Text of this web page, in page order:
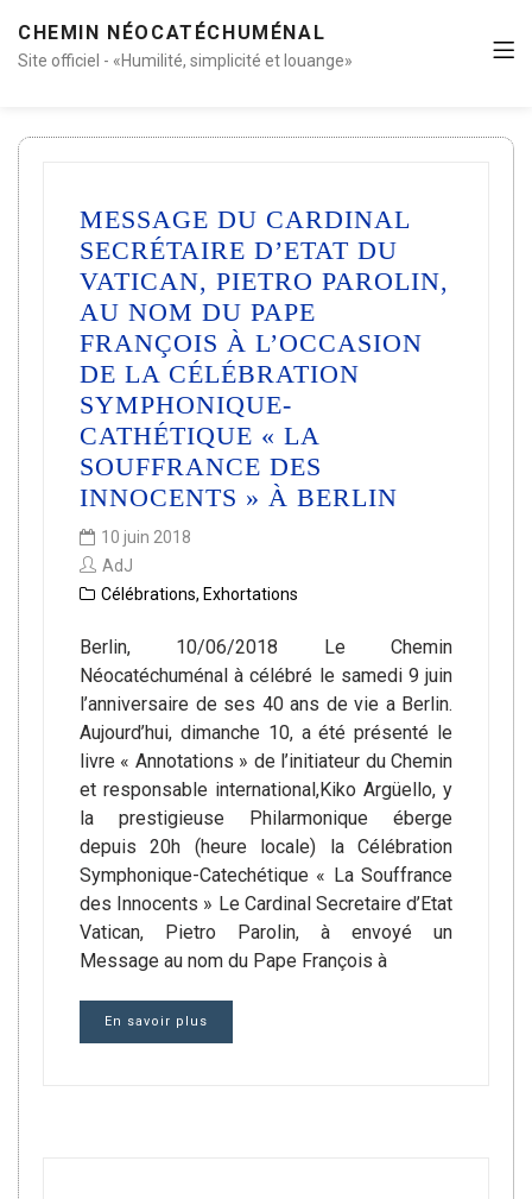
CHEMIN NÉOCATÉCHUMÉNAL
Site officiel - «Humilité, simplicité et louange»
MESSAGE DU CARDINAL
SECRÉTAIRE D’ETAT DU
VATICAN, PIETRO PAROLIN,
AU NOM DU PAPE
FRANÇOIS À L’OCCASION
DE LA CÉLÉBRATION
SYMPHONIQUE-
CATHÉTIQUE « LA
SOUFFRANCE DES
INNOCENTS » À BERLIN
10 juin 2018
AdJ
Célébrations, Exhortations
Berlin, 10/06/2018 Le Chemin
Néocatéchuménal à célébré le samedi 9 juin
l’anniversaire de ses 40 ans de vie a Berlin.
Aujourd’hui, dimanche 10, a été présenté le
livre « Annotations » de l’initiateur du Chemin
et responsable international,Kiko Argüello, y
la prestigieuse Philarmonique éberge
depuis 20h (heure locale) la Célébration
Symphonique-Catechétique « La Souffrance
des Innocents » Le Cardinal Secretaire d’Etat
Vatican, Pietro Parolin, à envoyé un
Message au nom du Pape François à
En savoir plus